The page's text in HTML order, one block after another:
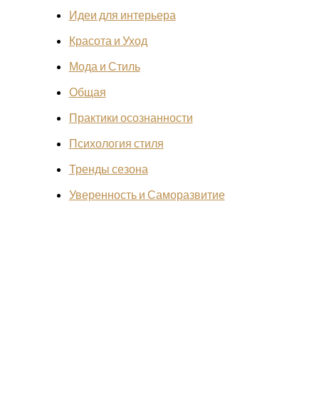
Идеи для интерьера
Красота и Уход
Мода и Стиль
Общая
Практики осознанности
Психология стиля
Тренды сезона
Уверенность и Саморазвитие